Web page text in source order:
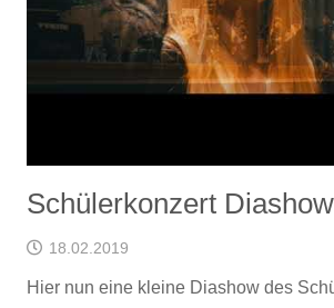
Schülerkonzert Diashow
18.02.2019
Hier nun eine kleine Diashow des